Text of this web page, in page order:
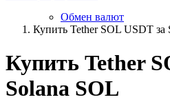
Обмен валют
Купить Tether SOL USDT за
Купить Tether
Solana SOL